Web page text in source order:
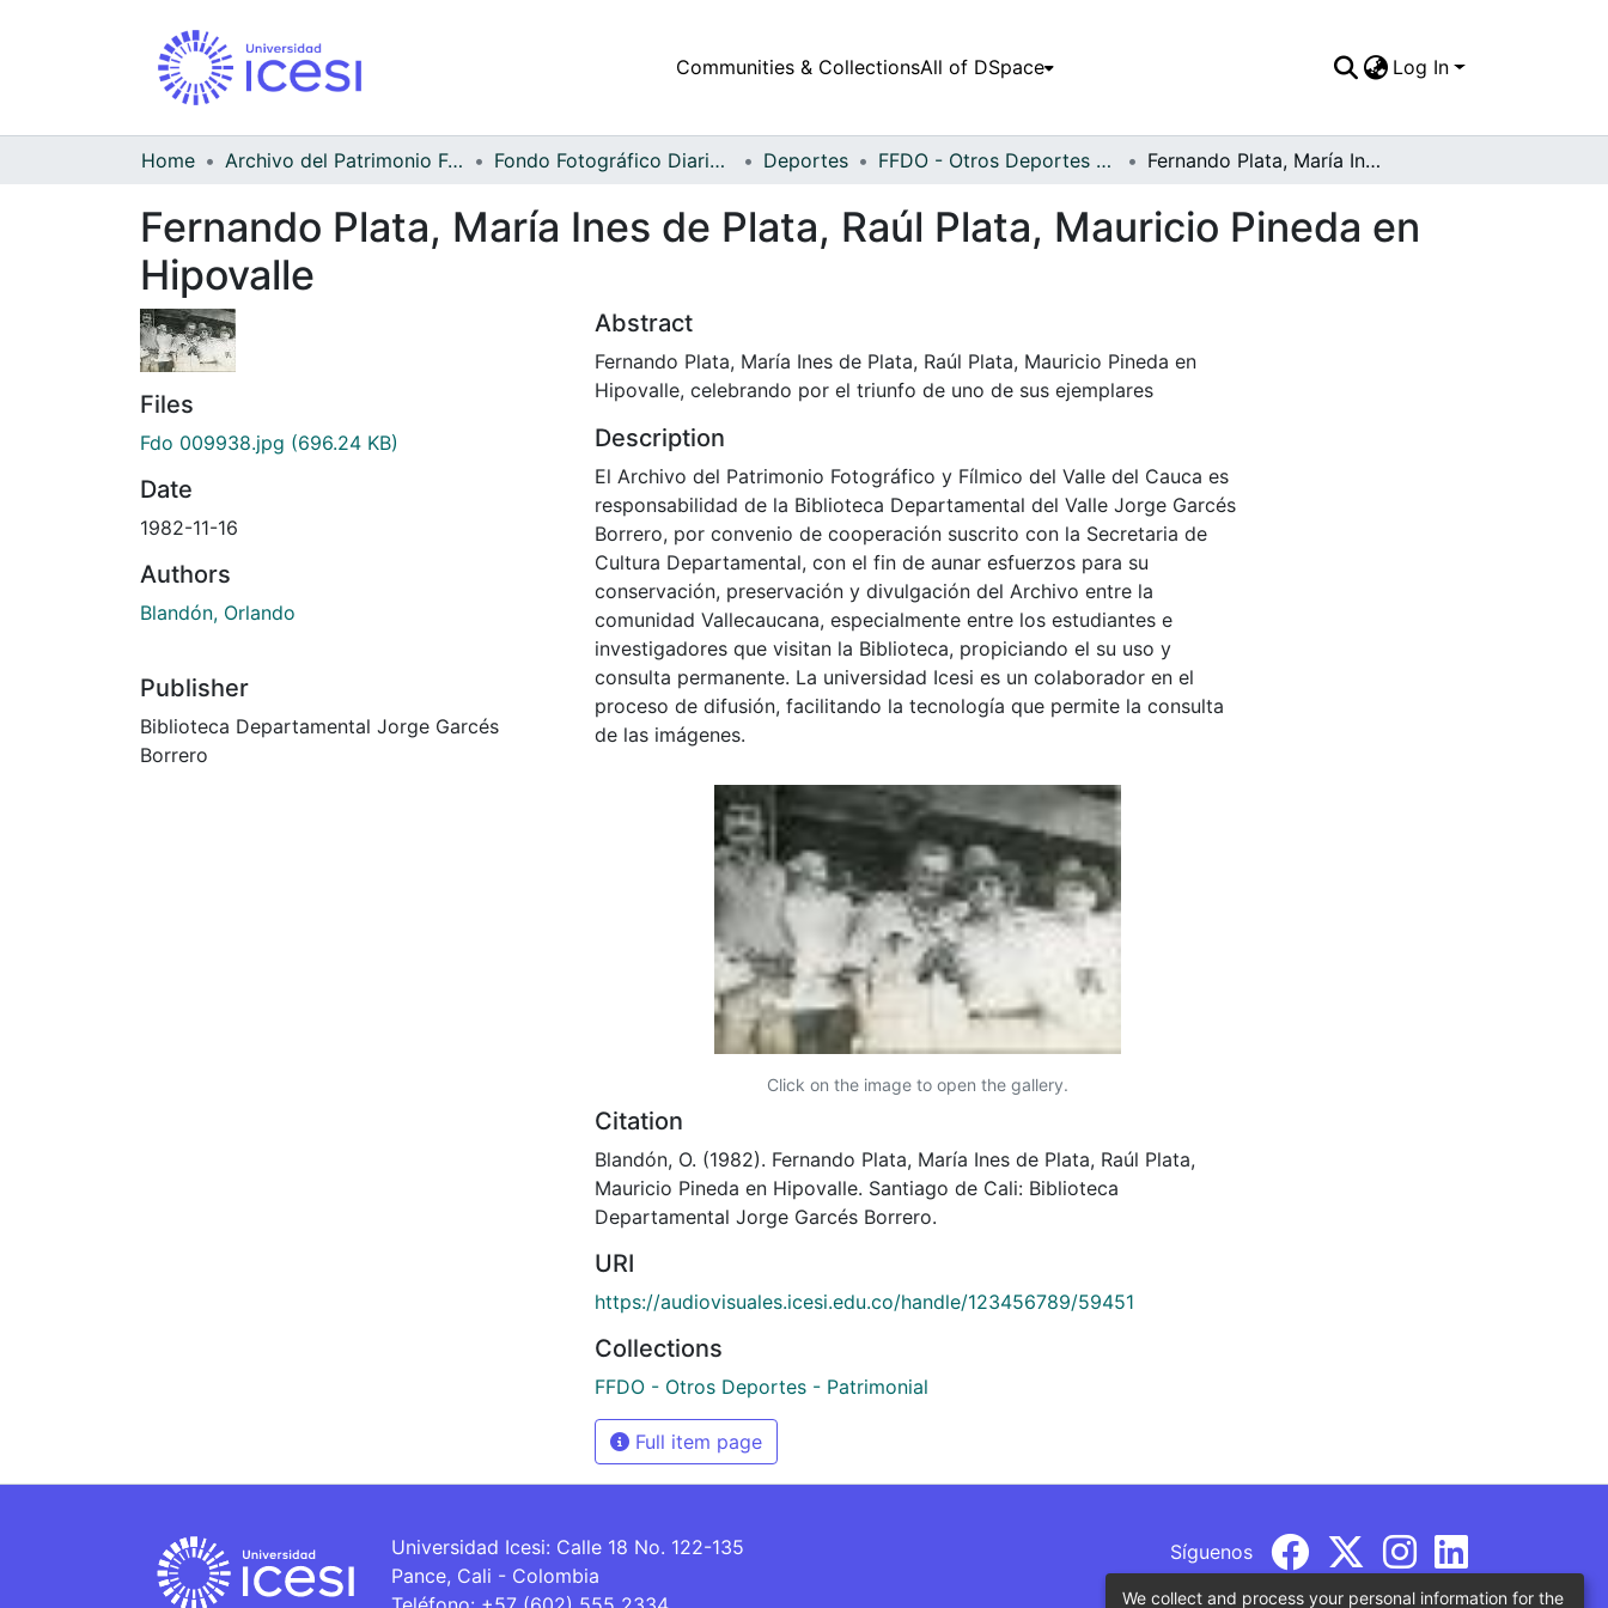
Communities & CollectionsAll of DSpace Log In
Home Archivo del Patrimonio Fotográfico y Fílmico del Valle del Cauca Fondo Fotográfico Diario Occidente Deportes FFDO - Otros Deportes - Patrimonial Fernando Plata, María Ines de Plata, Raúl Plata, Mauricio Pineda en Hipovalle
Fernando Plata, María Ines de Plata, Raúl Plata, Mauricio Pineda en
Hipovalle
Files
Fdo 009938.jpg (696.24 KB)
Date
1982-11-16
Authors
Blandón, Orlando
Publisher
Biblioteca Departamental Jorge Garcés
Borrero
Abstract
Fernando Plata, María Ines de Plata, Raúl Plata, Mauricio Pineda en
Hipovalle, celebrando por el triunfo de uno de sus ejemplares
Description
El Archivo del Patrimonio Fotográfico y Fílmico del Valle del Cauca es
responsabilidad de la Biblioteca Departamental del Valle Jorge Garcés
Borrero, por convenio de cooperación suscrito con la Secretaria de
Cultura Departamental, con el fin de aunar esfuerzos para su
conservación, preservación y divulgación del Archivo entre la
comunidad Vallecaucana, especialmente entre los estudiantes e
investigadores que visitan la Biblioteca, propiciando el su uso y
consulta permanente. La universidad Icesi es un colaborador en el
proceso de difusión, facilitando la tecnología que permite la consulta
de las imágenes.
Click on the image to open the gallery.
Citation
Blandón, O. (1982). Fernando Plata, María Ines de Plata, Raúl Plata,
Mauricio Pineda en Hipovalle. Santiago de Cali: Biblioteca
Departamental Jorge Garcés Borrero.
URI
https://audiovisuales.icesi.edu.co/handle/123456789/59451
Collections
FFDO - Otros Deportes - Patrimonial
Full item page
Universidad Icesi: Calle 18 No. 122-135
Pance, Cali - Colombia
Síguenos
We collect and process your personal information for the